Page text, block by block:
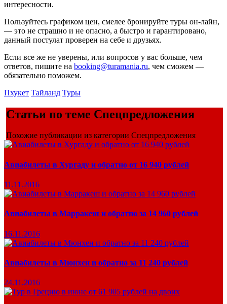
интересности.
Пользуйтесь графиком цен, смелее бронируйте туры он-лайн,
— это не страшно и не опасно, а быстро и гарантировано,
данный постулат проверен на себе и друзьях.
Если все же не уверены, или вопросов у вас больше, чем
ответов, пишите на booking@turamania.ru, чем сможем —
обязательно поможем.
Пхукет Тайланд Туры
Статьи по теме Спецпредложения
Похожие публикации из категории Спецпредложения
Авиабилеты в Хургаду и обратно от 16 940 рублей
11.11.2016
Авиабилеты в Марракеш и обратно за 14 960 рублей
16.11.2016
Авиабилеты в Мюнхен и обратно за 11 240 рублей
24.11.2016